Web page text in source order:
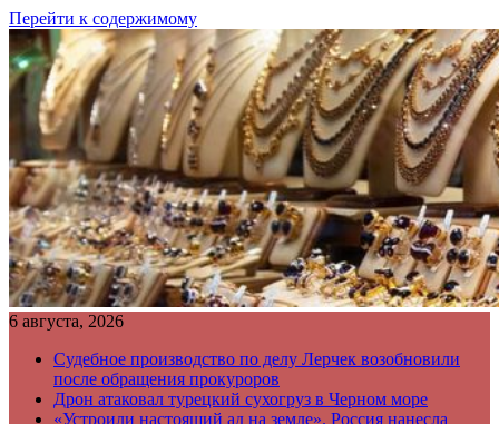
Перейти к содержимому
6 августа, 2026
Судебное производство по делу Лерчек возобновили
после обращения прокуроров
Дрон атаковал турецкий сухогруз в Черном море
«Устроили настоящий ад на земле». Россия нанесла